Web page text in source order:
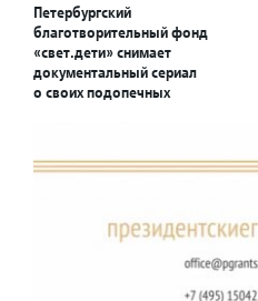
Петербургский
благотворительный фонд
«свет.дети» снимает
документальный сериал
о своих подопечных